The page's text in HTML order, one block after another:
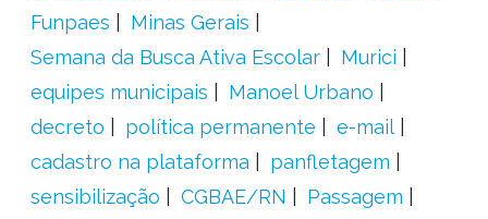
Funpaes
Minas Gerais
Semana da Busca Ativa Escolar
Murici
equipes municipais
Manoel Urbano
decreto
política permanente
e-mail
cadastro na plataforma
panfletagem
sensibilização
CGBAE/RN
Passagem